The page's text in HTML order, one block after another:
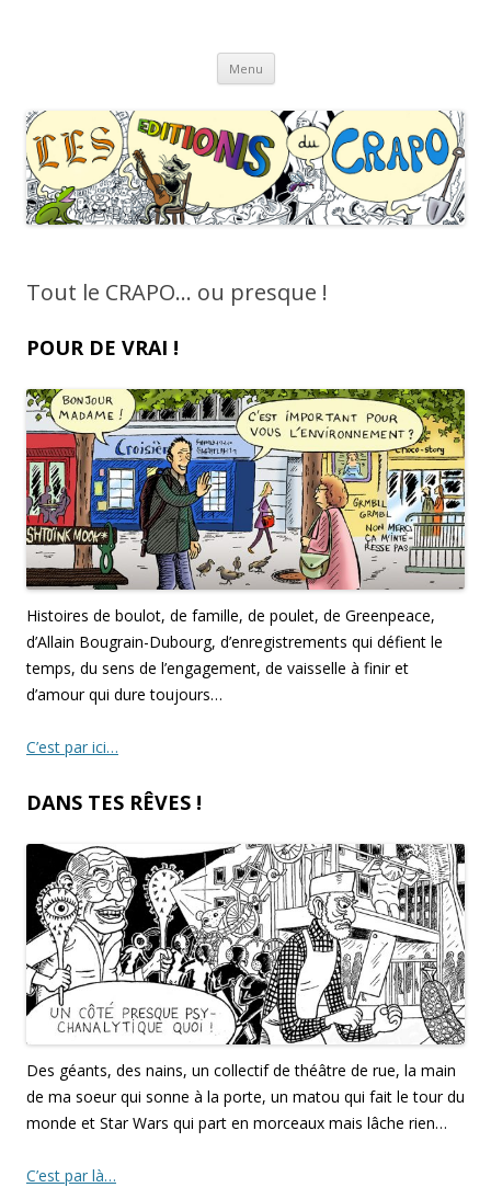
Menu Aller
contenu
Tout le CRAPO… ou presque !
POUR DE VRAI !
Histoires de boulot, de famille, de poulet, de Greenpeace,
d’Allain Bougrain-Dubourg, d’enregistrements qui défient le
temps, du sens de l’engagement, de vaisselle à finir et
d’amour qui dure toujours…
C’est par ici…
DANS TES RÊVES !
Des géants, des nains, un collectif de théâtre de rue, la main
de ma soeur qui sonne à la porte, un matou qui fait le tour du
monde et Star Wars qui part en morceaux mais lâche rien…
C’est par là…